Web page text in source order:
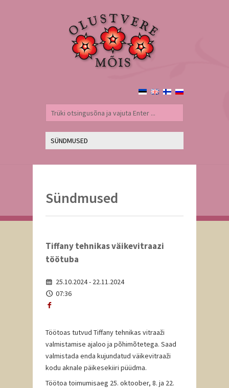
Sündmused
Tiffany tehnikas väikevitraazi
töötuba
25.10.2024 - 22.11.2024
07:36
Töötoas tutvud Tiffany tehnikas vitraaži
valmistamise ajaloo ja põhimõtetega. Saad
valmistada enda kujundatud väikevitraaži
kodu aknale päikesekiiri püüdma.
Töötoa toimumisaeg 25. oktoober, 8. ja 22.